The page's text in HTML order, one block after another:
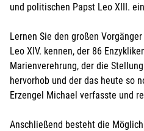
und politischen Papst Leo XIII.
Lernen Sie den großen
Leo XIV. kennen, der 86
Marienverehrung, der die
hervorhob und der das heute so
Erzengel Michael verfasste und
Anschließend besteht die